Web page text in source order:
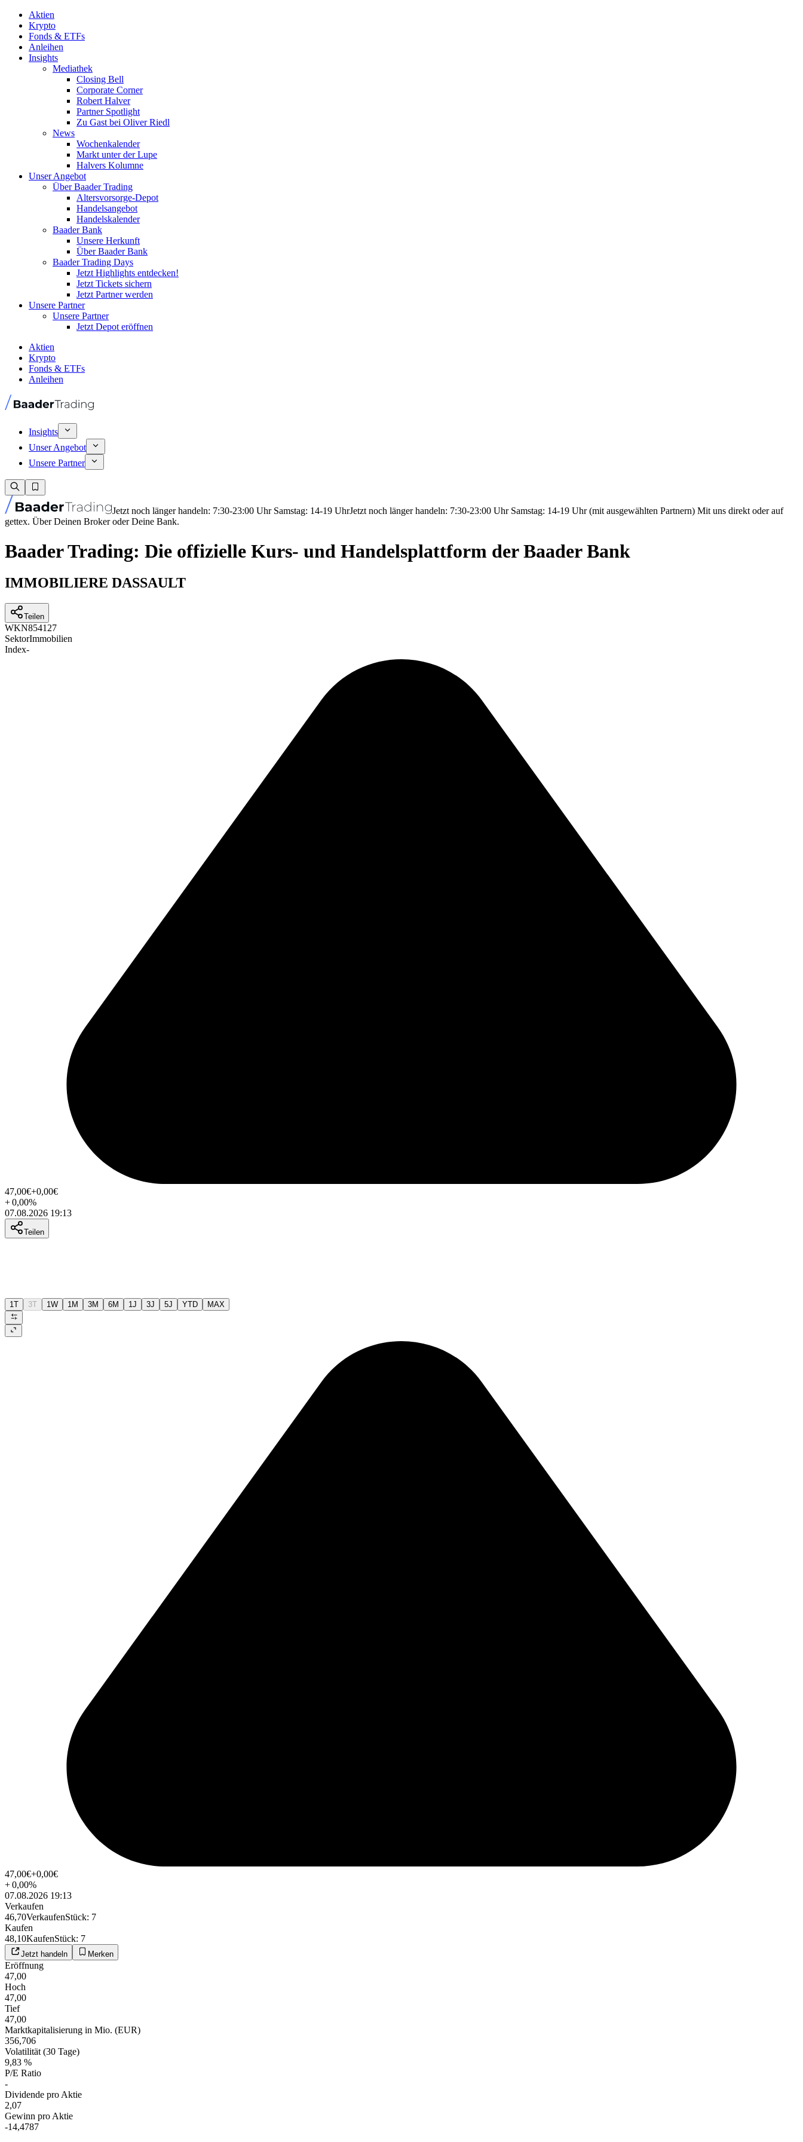
Aktien
Krypto
Fonds & ETFs
Anleihen
Insights
Mediathek
Closing Bell
Corporate Corner
Robert Halver
Partner Spotlight
Zu Gast bei Oliver Riedl
News
Wochenkalender
Markt unter der Lupe
Halvers Kolumne
Unser Angebot
Über Baader Trading
Altersvorsorge-Depot
Handelsangebot
Handelskalender
Baader Bank
Unsere Herkunft
Über Baader Bank
Baader Trading Days
Jetzt Highlights entdecken!
Jetzt Tickets sichern
Jetzt Partner werden
Unsere Partner
Unsere Partner
Jetzt Depot eröffnen
Aktien
Krypto
Fonds & ETFs
Anleihen
Insights
Unser Angebot
Unsere Partner
Jetzt noch länger handeln: 7:30-23:00 Uhr Samstag: 14-19 UhrJetzt noch länger handeln: 7:30-23:00 Uhr Samstag: 14-19 Uhr (mit ausgewählten Partnern) Mit uns direkt oder auf
gettex. Über Deinen Broker oder Deine Bank.
Baader Trading: Die offizielle Kurs- und Handelsplattform der Baader Bank
IMMOBILIERE DASSAULT
Teilen
WKN854127
SektorImmobilien
Index-
47,00€+0,00€
+0,00%
07.08.2026 19:13
Teilen
1T 3T 1W 1M 3M 6M 1J 3J 5J YTD MAX
47,00€+0,00€
+0,00%
07.08.2026 19:13
Verkaufen
46,70VerkaufenStück: 7
Kaufen
48,10KaufenStück: 7
Jetzt handeln Merken
Eröffnung
47,00
Hoch
47,00
Tief
47,00
Marktkapitalisierung in Mio. (EUR)
356,706
Volatilität (30 Tage)
9,83 %
P/E Ratio
-
Dividende pro Aktie
2,07
Gewinn pro Aktie
-14,4787